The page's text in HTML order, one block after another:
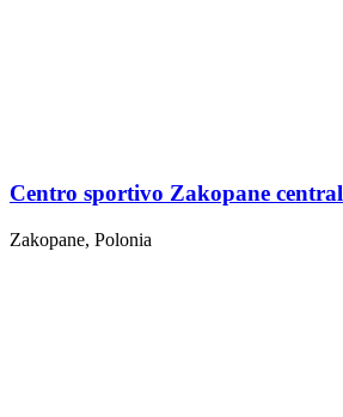
Centro sportivo Zakopane central
Zakopane, Polonia